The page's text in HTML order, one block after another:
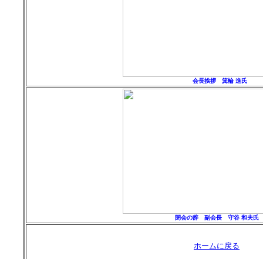
会長挨拶 箕輪 進氏
閉会の辞 副会長 守谷 和夫氏
ホームに戻る